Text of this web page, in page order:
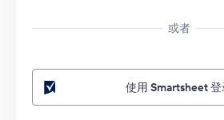
或者
使用 Smartsheet